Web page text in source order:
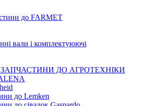
до FARMET
вали і комплектуюючі
ЗАПЧАСТИНИ ДО АГРОТЕХНІКИ
до Lemken